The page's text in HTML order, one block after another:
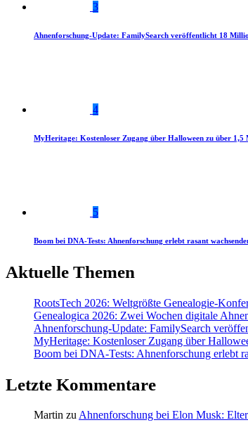
3
Ahnenforschung-Update: FamilySearch veröffentlicht 18
4
MyHeritage: Kostenloser Zugang über Halloween zu über 1,5
5
Boom bei DNA-Tests: Ahnenforschung erlebt rasant
Aktuelle Themen
RootsTech 2026: Weltgrößte Genealogie-
Genealogica 2026: Zwei Wochen digitale
Ahnenforschung-Update: FamilySearch
MyHeritage: Kostenloser Zugang über
Boom bei DNA-Tests: Ahnenforschung erlebt
Letzte Kommentare
Martin zu Ahnenforschung bei Elon Musk: